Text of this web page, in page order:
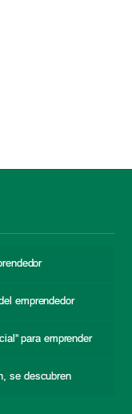
emprendedor
para emprender
se descubren